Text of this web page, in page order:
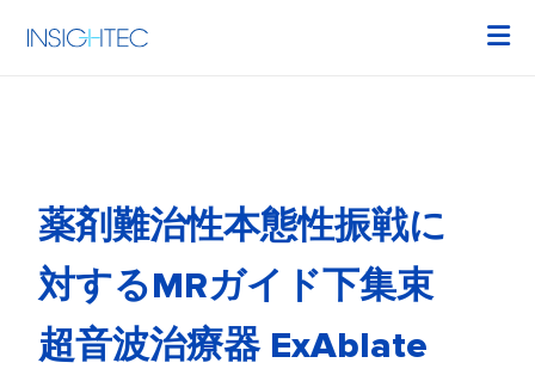
薬剤難治性本態性振戦に
対するMRガイド下集束
超音波治療器 ExAblate